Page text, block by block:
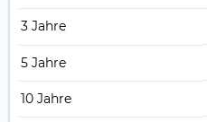
3 Jahre
5 Jahre
10 Jahre